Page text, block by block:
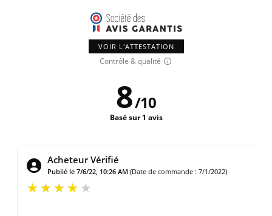
VOIR L'ATTESTATION
Contrôle & qualité
8/10
Basé sur 1 avis
Acheteur Vérifié
Publié le 7/6/22, 10:26 AM (Date de commande : 7/1/2022)